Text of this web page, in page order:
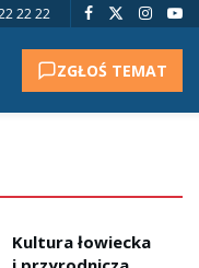
22 22
ZGŁOŚ TEMAT
Kultura łowiecka